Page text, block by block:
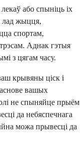
або спыніць іх
лад жыцця,
спортам,
Аднак гэтыя
з цягам часу.
крывяны ціск і
вашых
не спыняйце прыём
да небяспечнага
можа прывесці да